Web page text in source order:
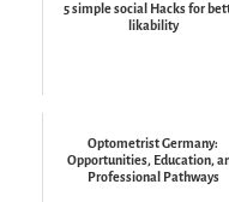
5 simple social Hacks for
likability
Optometrist Germany:
Opportunities, Education,
Professional Pathways